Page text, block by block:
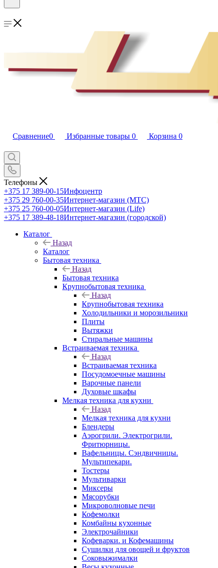
Сравнение0 Избранные товары 0 Корзина 0
Телефоны
+375 17 389-00-15Инфоцентр
+375 29 760-00-35Интернет-магазин (МТС)
+375 25 760-00-05Интернет-магазин (Life)
+375 17 389-48-18Интернет-магазин (городской)
Каталог
Назад
Каталог
Бытовая техника
Назад
Бытовая техника
Крупнобытовая техника
Назад
Крупнобытовая техника
Холодильники и морозильники
Плиты
Вытяжки
Стиральные машины
Встраиваемая техника
Назад
Встраиваемая техника
Посудомоечные машины
Варочные панели
Духовые шкафы
Мелкая техника для кухни
Назад
Мелкая техника для кухни
Блендеры
Аэрогрили. Электрогрили.
Фритюрницы.
Вафельницы. Сэндвичницы.
Мультипекари.
Тостеры
Мультиварки
Миксеры
Мясорубки
Микроволновые печи
Кофемолки
Комбайны кухонные
Электрочайники
Кофеварки. и Кофемашины
Сушилки для овощей и фруктов
Соковыжималки